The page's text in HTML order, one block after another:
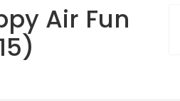
Air Fun